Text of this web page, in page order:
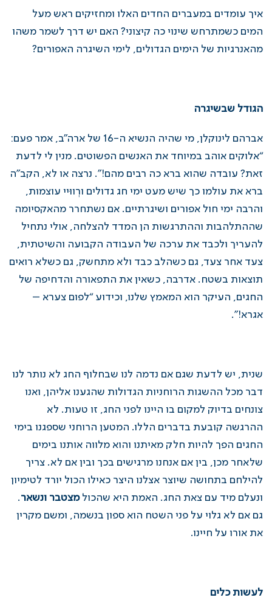
איך עומדים במעברים החדים האלו ומחזיקים ראש מעל
המים כשמתרחש שינוי כה קיצוני? האם יש דרך לשמר משהו
מהאנרגיות של הימים הגדולים, לימי השיגרה האפורים?
הגודל שבשיגרה
אברהם לינוקלן, מי שהיה הנשיא ה-16 של ארה”ב, אמר פעם:
“אלוקים אוהב במיוחד את האנשים הפשוטים. מנין לי לדעת
זאת? עובדה שהוא ברא כה רבים מהם!”. נרצה או לא, הקב”ה
ברא את עולמו כך שיש מעט ימי חג גדולים ורְווּיי עוצמות,
והרבה ימי חול אפורים ושיגרתיים. אם נשתחרר מהאקסיומה
שההתלהבות וההתרגשות הן המדד להצלחה, אולי נתחיל
להעריך ולכבד את ערכה של העבודה הקבועה והשיטתית,
צעד אחר צעד, גם כשהלב כבד ולא מתחשק, גם כשלא רואים
תוצאות בשטח. אדרבה, כשאין את התפאורה והדחיפה של
החגים, העיקר הוא המאמץ שלנו, וכידוע “לפום צערא –
אגרא!”.
שנית, יש לדעת שגם אם נדמה לנו שבחלוף החג לא נותר לנו
דבר מכל ההשגות הרוחניות הגדולות שהגענו אליהן, ואנו
צונחים בדיוק למקום בו היינו לפני החג, זו טעות. לא
ההרגשה קובעת בדברים הללו. המטען הרוחני שספגנו בימי
החגים הפך להיות חלק מאיתנו והוא מלווה אותנו בימים
שלאחר מכן, בין אם אנחנו מרגישים בכך ובין אם לא. צריך
להילחם בתחושה שיוצר אצלנו היצר כאילו הכול יורד לטימיון
ונעלם מיד עם צאת החג. האמת היא שהכולמצטבר ונשאר.
גם אם לא גלוי על פני השטח הוא ספון בנשמה, ומשם מקרין
את אורו על חיינו.
לעשות כלים